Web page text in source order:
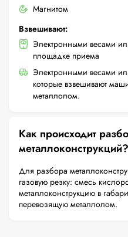
Магнитом
Взвешивают:
Электронными весами
площадке приема
Электронными весами
которые взвешивают
металлолом.
Как происходит
металлоконструкций?
Для разбора
газовую резку: смесь
металлоконструкцию в
перевозящую металлолом.